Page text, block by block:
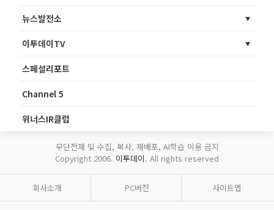
뉴스발전소
이투데이TV
스페셜리포트
Channel 5
위너스IR클럽
무단전재 및 수집, 복사, 재배포, AI학습 이용 금지
Copyright 2006. 이투데이. All rights reserved
회사소개 PC버전 사이트맵